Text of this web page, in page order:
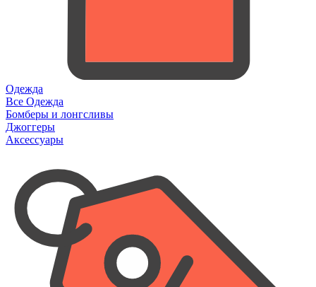
Одежда
Все Одежда
Бомберы и лонгсливы
Джоггеры
Аксессуары